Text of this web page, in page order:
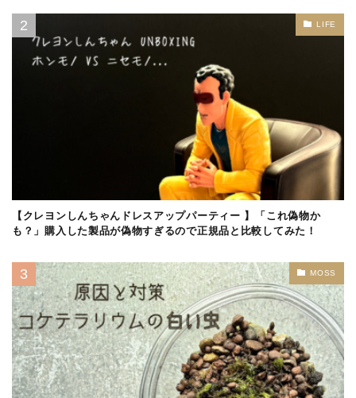
LIFE
【クレヨンしんちゃんドレスアップパーティー 】「これ偽物か
も？」購入した製品が偽物すぎるので正規品と比較してみた！
MOSS